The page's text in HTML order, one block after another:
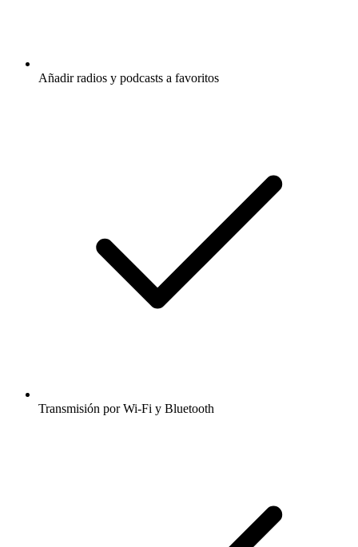
Añadir radios y podcasts a favoritos
Transmisión por Wi-Fi y Bluetooth